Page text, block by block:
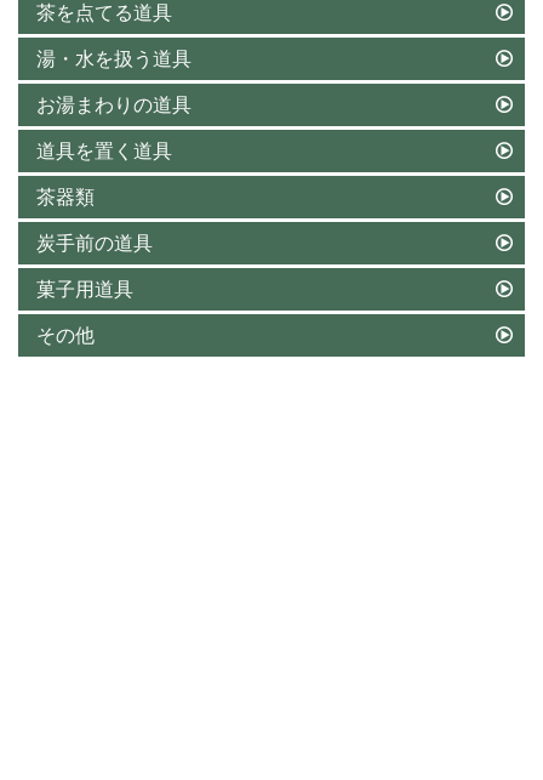
茶を点てる道具
湯・水を扱う道具
お湯まわりの道具
道具を置く道具
茶器類
炭手前の道具
菓子用道具
その他